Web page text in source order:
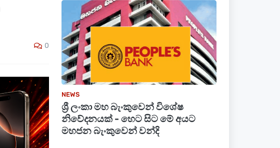
0
NEWS
ශ්‍රී ලංකා මහ බැංකුවෙන් විශේෂ
නිවේදනයක් - හෙට සිට මේ අයට
මහජන බැංකුවෙන් වන්දි